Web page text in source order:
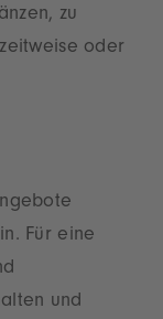
zu
oder
Für eine
und